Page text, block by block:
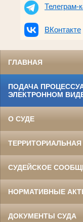
Телеграм-
ВКонтакте
ГЛАВНАЯ
ПОДАЧА
ЭЛЕКТРОННОМ
О СУДЕ
СУДЕЙСКОЕ
НОРМАТИВНЫЕ
ДОКУМЕНТЫ СУДА